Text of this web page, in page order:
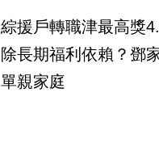
綜援戶轉職津最高獎
除長期福利依賴？鄧
單親家庭